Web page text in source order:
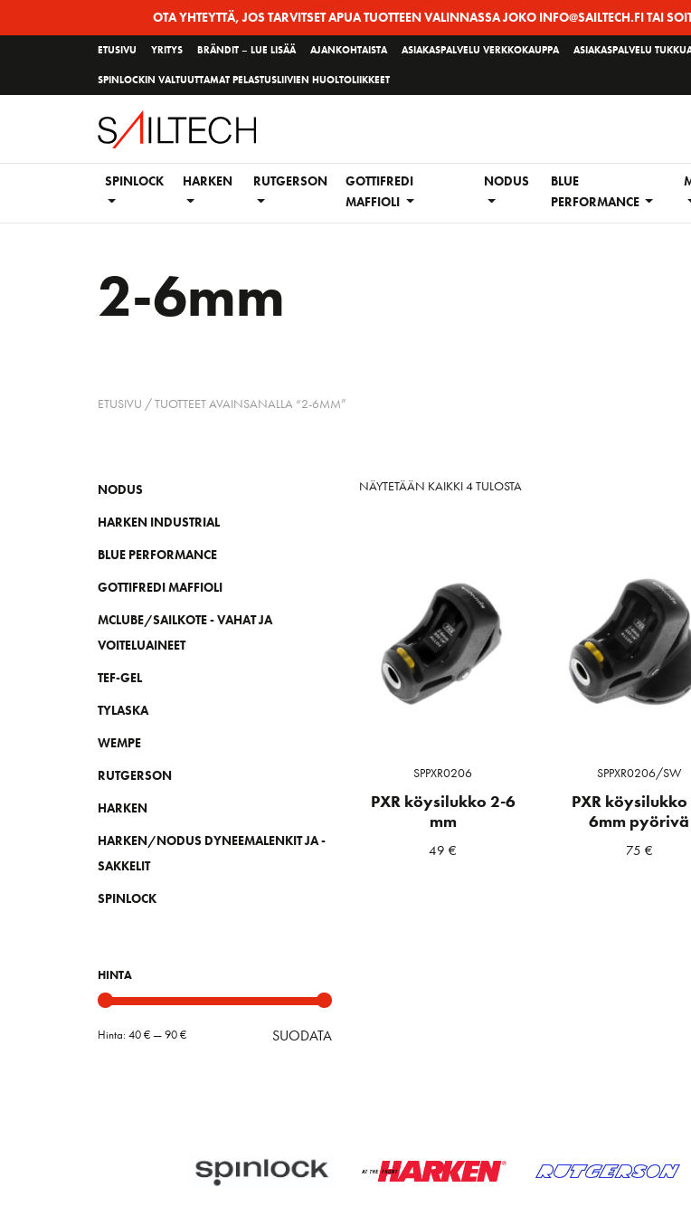
OTA YHTEYTTÄ, JOS TARVITSET APUA TUOTTEEN VALINNASSA JOKO INFO@SAILTECH.FI TAI
ETUSIVU YRITYS BRÄNDIT – LUE LISÄÄ AJANKOHTAISTA ASIAKASPALVELU VERKKOKAUPPA ASIAKASPALVELU
SPINLOCKIN VALTUUTTAMAT PELASTUSLIIVIEN HUOLTOLIIKKEET
SPINLOCK HARKEN RUTGERSON
GOTTIFREDI
MAFFIOLI
NODUS
BLUE
PERFORMANCE
2-6mm
ETUSIVU / TUOTTEET AVAINSANALLA “2-6MM”
NODUS
HARKEN INDUSTRIAL
BLUE PERFORMANCE
GOTTIFREDI MAFFIOLI
MCLUBE/SAILKOTE - VAHAT JA
VOITELUAINEET
TEF-GEL
TYLASKA
WEMPE
RUTGERSON
HARKEN
HARKEN/NODUS DYNEEMALENKIT JA -
SAKKELIT
SPINLOCK
HINTA
Minimihinta
Maksimihinta
SUODATA
Hinta: 40 €—90 €
NÄYTETÄÄN KAIKKI 4 TULOSTA
SPPXR0206
PXR köysilukko 2-6
mm
49€
SPPXR0206/SW
PXR köysilukko
6mm pyörivä
75 €